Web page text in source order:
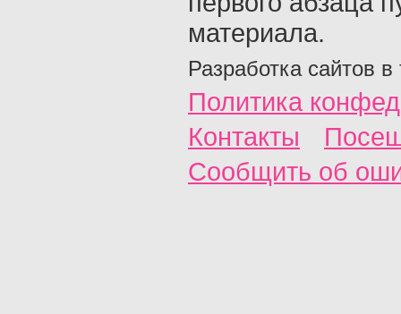
материала.
Разработка сайтов в
Политика
Контакты
Сообщить об